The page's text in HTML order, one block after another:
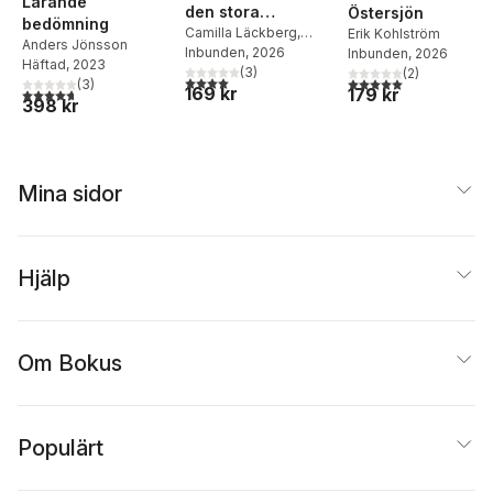
Rimm,Johanna Ringarp
Henrik Román,Björn
Sandahl,Pia Skott
Fredrik Thisner
Winberg
bedömning
Anders Jönsson
Häftad, 2023
4,7utav 5 stjärnor. Totalt antal röster:
(3)
398 kr
den stora
sillstölden
Camilla Läckberg,
Gösta Knutsson
Inbunden, 2026
4,0utav 5 stjärnor. Totalt antal röster:
(3)
169 kr
Östersjön
Erik Kohlström
Inbunden, 2026
5,0utav 5 stjärnor.
(2)
179 kr
Mina sidor
Hjälp
Om Bokus
Populärt